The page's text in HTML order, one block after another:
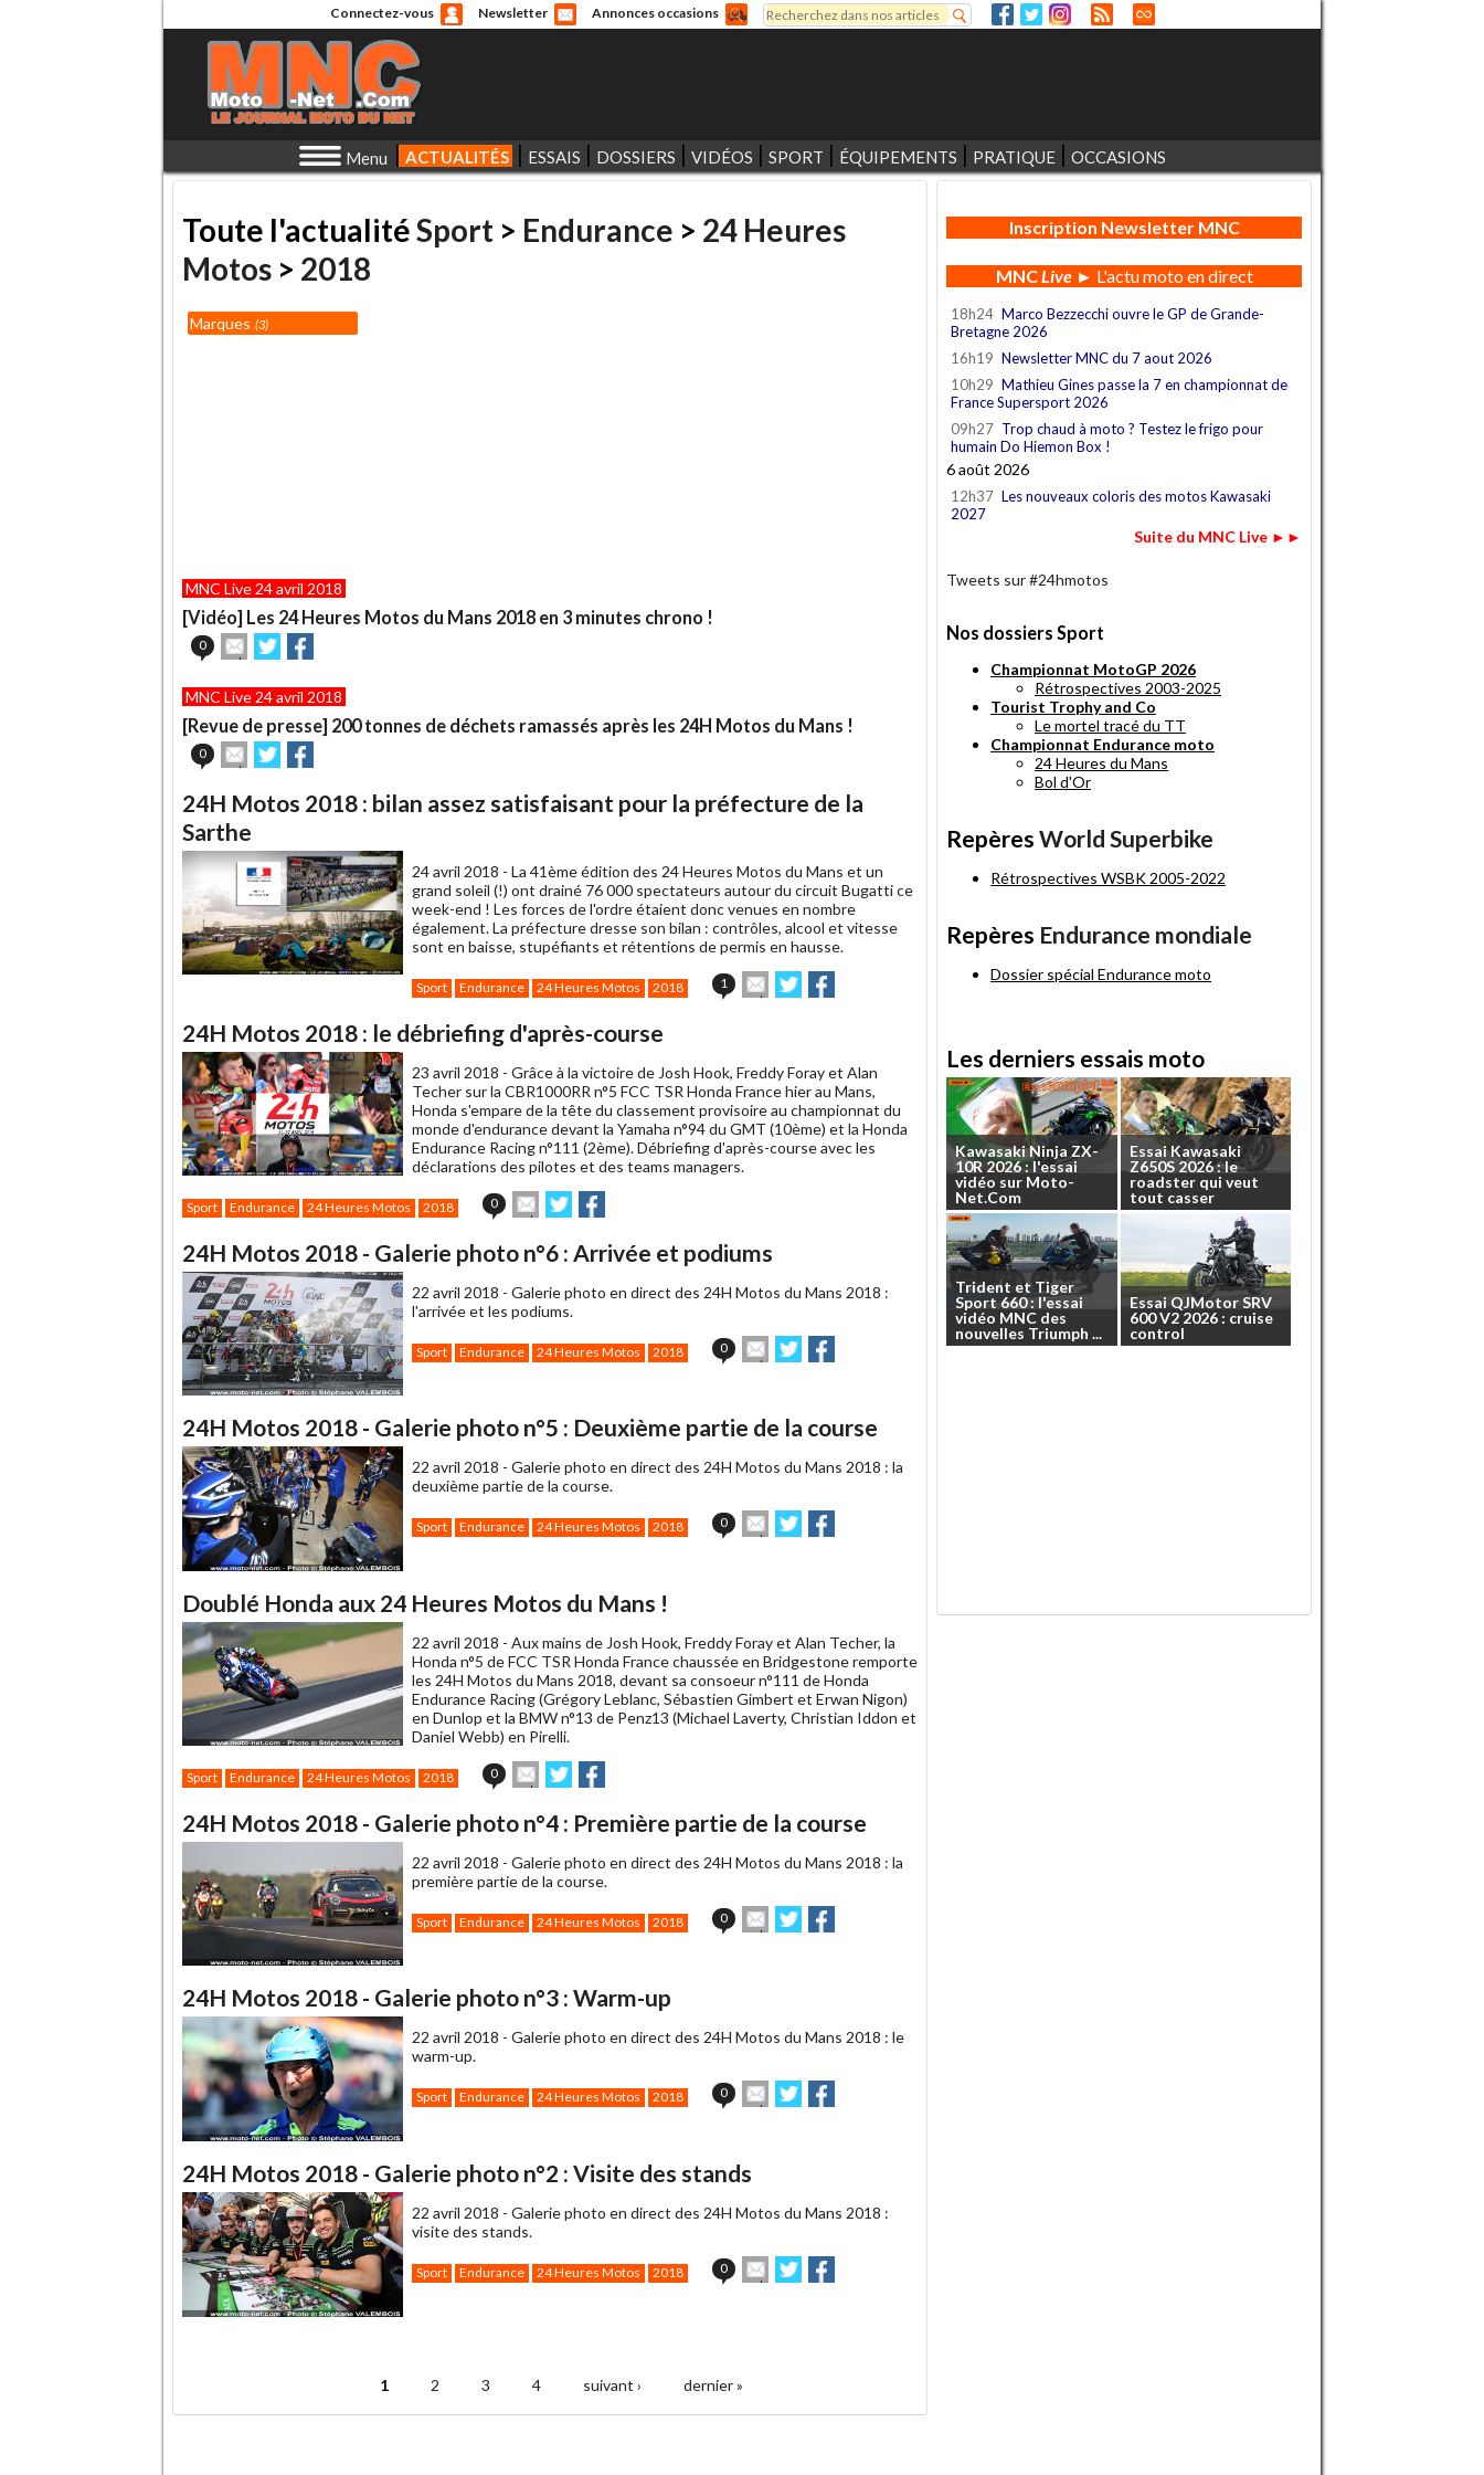
Connectez-vous Newsletter Annonces occasions
Formulaire de recherche
Rechercher
Menu ACTUALITÉS ESSAIS DOSSIERS VIDÉOS SPORT ÉQUIPEMENTS PRATIQUE OCCASIONS
Toute l'actualitéSport > Endurance > 24 Heures
Motos > 2018
Marques 3
MNC Live 24 avril 2018
[Vidéo] Les 24 Heures Motos du Mans 2018 en 3 minutes chrono !
0
Envoyer
cet
à
ami
Partager
sur sur
MNC Live 24 avril 2018
[Revue de presse] 200 tonnes de déchets ramassés après les 24H Motos du Mans !
0
Envoyer
cet
à
un
ami
Partager
sur sur
24H Motos 2018 : bilan assez satisfaisant pour la préfecture de la
Sarthe
24 avril 2018 - La 41ème édition des 24 Heures Motos du Mans et un
grand soleil (!) ont drainé 76 000 spectateurs autour du circuit Bugatti ce
week-end ! Les forces de l'ordre étaient donc venues en nombre
également. La préfecture dresse son bilan : contrôles, alcool et vitesse
sont en baisse, stupéfiants et rétentions de permis en hausse.
Sport Endurance 24 Heures Motos 2018 1
Envoyer
cet
ami
Partager
sur sur
24H Motos 2018 : le débriefing d'après-course
23 avril 2018 - Grâce à la victoire de Josh Hook, Freddy Foray et Alan
Techer sur la CBR1000RR n°5 FCC TSR Honda France hier au Mans,
Honda s'empare de la tête du classement provisoire au championnat du
monde d'endurance devant la Yamaha n°94 du GMT (10ème) et la Honda
Endurance Racing n°111 (2ème). Débriefing d'après-course avec les
déclarations des pilotes et des teams managers.
Sport Endurance 24 Heures Motos 2018 0
Envoyer
cet
à
ami
Partager
sur sur
24H Motos 2018 - Galerie photo n°6 : Arrivée et podiums
22 avril 2018 - Galerie photo en direct des 24H Motos du Mans 2018 :
l'arrivée et les podiums.
Sport Endurance 24 Heures Motos 2018 0
Envoyer
cet
un
ami
Partager
sur sur
24H Motos 2018 - Galerie photo n°5 : Deuxième partie de la course
22 avril 2018 - Galerie photo en direct des 24H Motos du Mans 2018 : la
deuxième partie de la course.
Sport Endurance 24 Heures Motos 2018 0
Envoyer
cet
Partager
sur sur
Doublé Honda aux 24 Heures Motos du Mans !
22 avril 2018 - Aux mains de Josh Hook, Freddy Foray et Alan Techer, la
Honda n°5 de FCC TSR Honda France chaussée en Bridgestone remporte
les 24H Motos du Mans 2018, devant sa consoeur n°111 de Honda
Endurance Racing (Grégory Leblanc, Sébastien Gimbert et Erwan Nigon)
en Dunlop et la BMW n°13 de Penz13 (Michael Laverty, Christian Iddon et
Daniel Webb) en Pirelli.
Sport Endurance 24 Heures Motos 2018 0
Envoyer
cet
à
ami
Partager
sur sur
24H Motos 2018 - Galerie photo n°4 : Première partie de la course
22 avril 2018 - Galerie photo en direct des 24H Motos du Mans 2018 : la
première partie de la course.
Sport Endurance 24 Heures Motos 2018 0
Envoyer
cet
Partager
sur sur
24H Motos 2018 - Galerie photo n°3 : Warm-up
22 avril 2018 - Galerie photo en direct des 24H Motos du Mans 2018 : le
warm-up.
Sport Endurance 24 Heures Motos 2018 0
Envoyer
cet
ami
Partager
sur sur
24H Motos 2018 - Galerie photo n°2 : Visite des stands
22 avril 2018 - Galerie photo en direct des 24H Motos du Mans 2018 :
visite des stands.
Sport Endurance 24 Heures Motos 2018 0
Envoyer
cet
Partager
sur sur
1 2 3 4 suivant › dernier »
Inscription Newsletter MNC
MNCLive► L'actu moto en direct
18h24 Marco Bezzecchi ouvre le GP de Grande-
Bretagne 2026
16h19 Newsletter MNC du 7 aout 2026
10h29 Mathieu Gines passe la 7 en championnat de
France Supersport 2026
09h27 Trop chaud à moto ? Testez le frigo pour
humain Do Hiemon Box !
6 août 2026
12h37 Les nouveaux coloris des motos Kawasaki
2027
Suite du MNC Live ►►
Tweets sur #24hmotos
Nos dossiers Sport
Championnat MotoGP 2026
Rétrospectives 2003-2025
Tourist Trophy and Co
Le mortel tracé du TT
Championnat Endurance moto
24 Heures du Mans
Bol d'Or
Repères World Superbike
Rétrospectives WSBK 2005-2022
Repères Endurance mondiale
Dossier spécial Endurance moto
Les derniers essais moto
KawasakiNinja ZX-
10R2026: l'essai
vidéo sur Moto-
Net.Com
EssaiKawasaki
Z650S 2026:le
roadster qui veut
tout casser
Trident etTiger
Sport660:l'essai
vidéo MNC des
nouvelles Triumph ...
Essai QJMotorSRV
600V2 2026 : cruise
control